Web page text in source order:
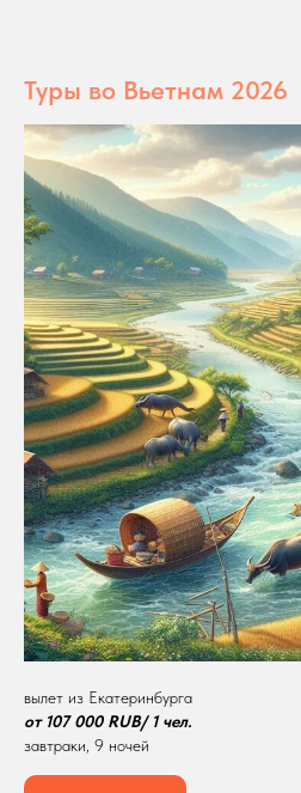
Туры во Вьетнам 2026
вылет из Екатеринбурга
от 107 000 RUB/ 1 чел.
завтраки, 9 ночей
Подпишись на наши
Каналы
ГОРЯЩИХ ТУРОВ!
Не упусти шанс! Самые
выгодные цены
на туры уже здесь!
Подписаться Telegram
Подписаться в MAX